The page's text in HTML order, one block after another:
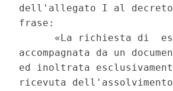
dell'allegato I al decreto
frase:
«La richiesta di
accompagnata da un
ed inoltrata
ricevuta